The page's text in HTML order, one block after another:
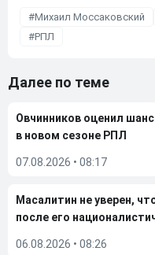
Михаил Моссаковский
РПЛ
Далее по теме
Овчинников оценил
в новом сезоне РПЛ
07.08.2026 • 08:17
Масалитин не уверен,
после его
06.08.2026 • 08:26